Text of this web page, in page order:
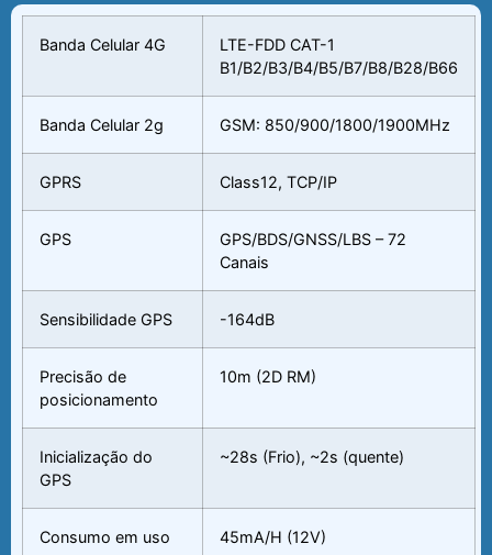
Banda Celular 4G
LTE-FDD CAT-1
B1/B2/B3/B4/B5/B7/B8/B28/B66
Banda Celular 2g GSM: 850/900/1800/1900MHz
GPRS Class12, TCP/IP
GPS
GPS/BDS/GNSS/LBS – 72
Canais
Sensibilidade GPS -164dB
Precisão de
posicionamento
10m (2D RM)
Inicialização do
GPS
~28s (Frio), ~2s (quente)
Consumo em uso 45mA/H (12V)